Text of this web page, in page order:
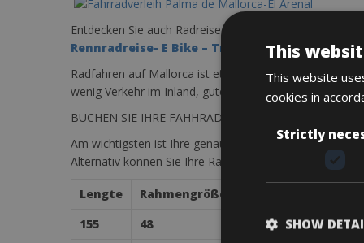
Entdecken Sie auch Radreise in Spanien und buch eine
Rennradreise- E Bike – Trekkingbike – Reisen
Radfahren auf Mallorca ist etwas ganz Besonderes.
wenig Verkehr im Inland, gute Straßen,
BUCHEN SIE IHRE FAHHRAD ONLINE
Am wichtigsten ist Ihre genaue Rahmengröße zu
Alternativ können Sie Ihre Rahmenhöhe auch über
Lengte
Rahmengröße
155
48
This
This website
cookies in
Strictly
SHOW